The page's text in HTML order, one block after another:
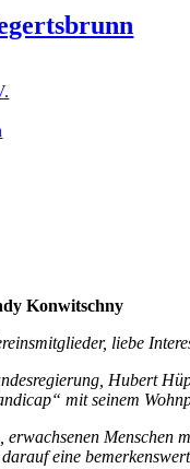
Konwitschny
liebe
Hubert
mit seinem
Menschen
eine